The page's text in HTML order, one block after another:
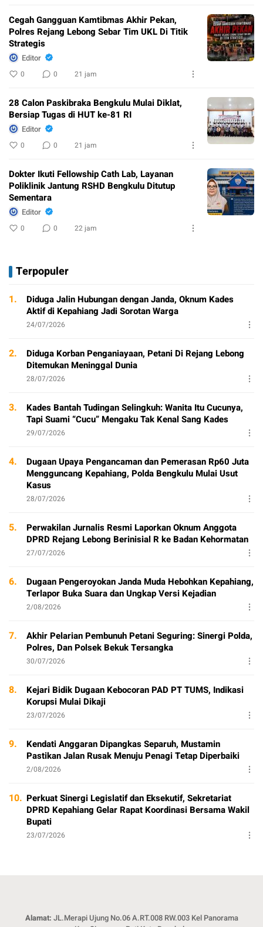
Cegah Gangguan Kamtibmas Akhir Pekan,
Polres Rejang Lebong Sebar Tim UKL Di Titik
Strategis
Editor
0 0 21 jam
28 Calon Paskibraka Bengkulu Mulai Diklat,
Bersiap Tugas di HUT ke-81 RI
Editor
0 0 21 jam
Dokter Ikuti Fellowship Cath Lab, Layanan
Poliklinik Jantung RSHD Bengkulu Ditutup
Sementara
Editor
0 0 22 jam
Terpopuler
1.
Diduga Jalin Hubungan dengan Janda, Oknum Kades
Aktif di Kepahiang Jadi Sorotan Warga
24/07/2026
2.
Diduga Korban Penganiayaan, Petani Di Rejang Lebong
Ditemukan Meninggal Dunia
28/07/2026
3.
Kades Bantah Tudingan Selingkuh: Wanita Itu Cucunya,
Tapi Suami “Cucu” Mengaku Tak Kenal Sang Kades
29/07/2026
4.
Dugaan Upaya Pengancaman dan Pemerasan Rp60 Juta
Mengguncang Kepahiang, Polda Bengkulu Mulai Usut
Kasus
28/07/2026
5.
Perwakilan Jurnalis Resmi Laporkan Oknum Anggota
DPRD Rejang Lebong Berinisial R ke Badan Kehormatan
27/07/2026
6.
Dugaan Pengeroyokan Janda Muda Hebohkan Kepahiang,
Terlapor Buka Suara dan Ungkap Versi Kejadian
2/08/2026
7.
Akhir Pelarian Pembunuh Petani Seguring: Sinergi Polda,
Polres, Dan Polsek Bekuk Tersangka
30/07/2026
8.
Kejari Bidik Dugaan Kebocoran PAD PT TUMS, Indikasi
Korupsi Mulai Dikaji
23/07/2026
9.
Kendati Anggaran Dipangkas Separuh, Mustamin
Pastikan Jalan Rusak Menuju Penagi Tetap Diperbaiki
2/08/2026
10. Perkuat Sinergi Legislatif dan Eksekutif, Sekretariat
DPRD Kepahiang Gelar Rapat Koordinasi Bersama Wakil
Bupati
23/07/2026
Alamat: JL.Merapi Ujung No.06 A.RT.008 RW.003 Kel Panorama